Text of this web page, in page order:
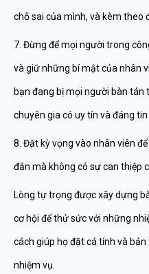
chỗ sai của mình, và kèm theo
7. Đừng để mọi người trong
và giữ những bí mật của nhân
bạn đang bị mọi người bàn
chuyên gia có uy tín và đáng tin
8. Đặt kỳ vọng vào nhân viên
đắn mà không có sự can thiệp
Lòng tự trọng được xây dựng
cơ hội để thử sức với những
cách giúp họ đặt cá tính và
nhiệm vụ.